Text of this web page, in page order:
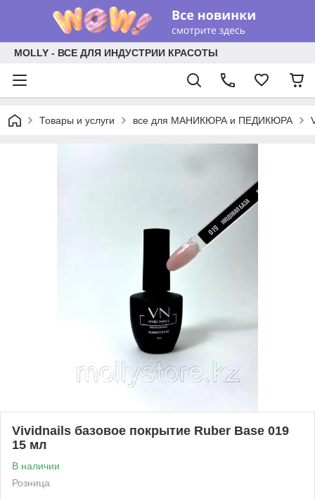
MOLLY - ВСЕ ДЛЯ ИНДУСТРИИ КРАСОТЫ
Товары и услуги все для МАНИКЮРА и ПЕДИКЮРА
Vividnails базовое покрытие Ruber Base 019
15 мл
В наличии
Розница